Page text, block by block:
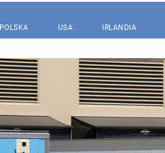
POLSKA USA IRLANDIA